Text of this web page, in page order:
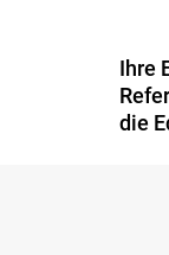
Ihre
die